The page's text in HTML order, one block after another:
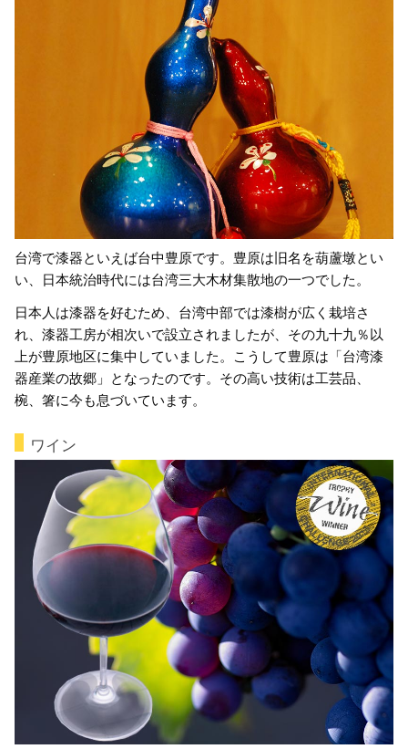
台湾で漆器といえば台中豊原です。豊原は旧名を葫蘆墩とい
い、日本統治時代には台湾三大木材集散地の一つでした。
日本人は漆器を好むため、台湾中部では漆樹が広く栽培さ
れ、漆器工房が相次いで設立されましたが、その九十九％以
上が豊原地区に集中していました。こうして豊原は「台湾漆
器産業の故郷」となったのです。その高い技術は工芸品、
椀、箸に今も息づいています。
ワイン